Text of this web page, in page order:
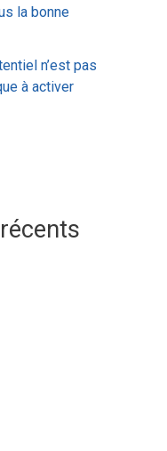
la bonne
n’est pas
à activer